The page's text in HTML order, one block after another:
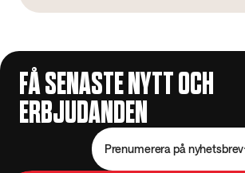
FÅ SENASTE NYTT OCH
ERBJUDANDEN
Prenumerera på nyhetsbrev